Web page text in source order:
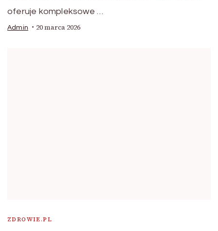
oferuje kompleksowe …
Admin 20 marca 2026
ZDROWIE.PL